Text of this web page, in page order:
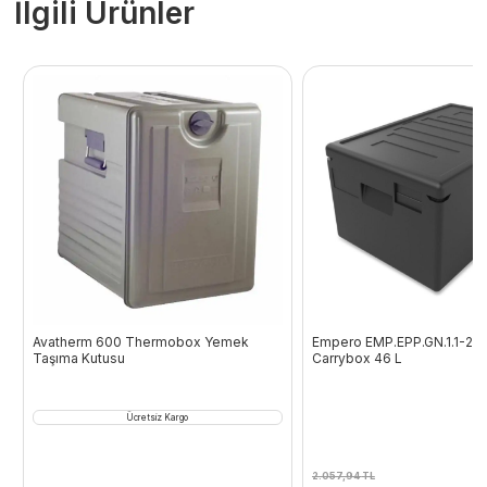
İlgili Ürünler
Avatherm 600 Thermobox Yemek
Taşıma Kutusu
Ücretsiz Kargo
Empero EMP.EPP.GN.1.1-
Carrybox 46 L
2.057,94TL